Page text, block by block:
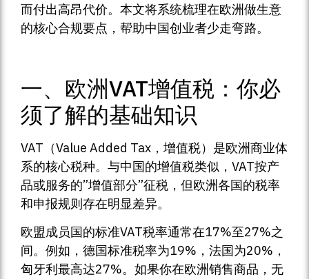
而付出高昂代价。本文将系统梳理在欧洲做生意
的核心合规要点，帮助中国创业者少走弯路。
一、欧洲VAT增值税：你必
须了解的基础知识
VAT（Value Added Tax，增值税）是欧洲商业体
系的核心税种。与中国的增值税类似，VAT按产
品或服务的”增值部分”征税，但欧洲各国的税率
和申报规则存在明显差异。
欧盟成员国的标准VAT税率通常在17%至27%之
间。例如，德国标准税率为19%，法国为20%，
匈牙利最高达27%。如果你在欧洲销售商品，无